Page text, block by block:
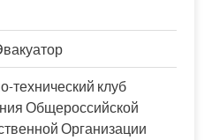
технический клуб
Общероссийской
Организации